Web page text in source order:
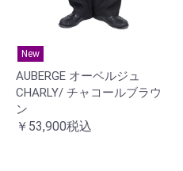
New
AUBERGE オーベルジュ
CHARLY/ チャコールブラウ
ン
￥53,900税込